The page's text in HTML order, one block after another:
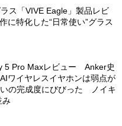
ス「VIVE Eagle」製品レビ
に特化した“日常使い”グラス
5 Pro Maxレビュー Anker史
ワイヤレスイヤホンは弱点が
いの完成度にびびった ノイキ
み